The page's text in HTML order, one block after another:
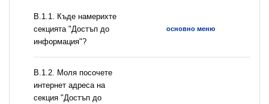
В.1.1. Къде намерихте
секцията "Достъп до
информация"?
основно меню
B.1.2. Моля посочете
интернет адреса на
секция "Достъп до